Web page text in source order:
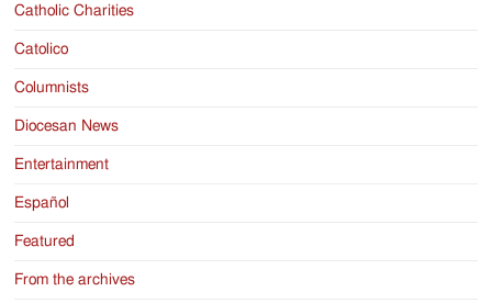
Catholic Charities
Catolico
Columnists
Diocesan News
Entertainment
Español
Featured
From the archives